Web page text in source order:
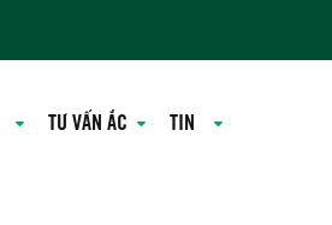
TƯ VẤN ẮC TIN